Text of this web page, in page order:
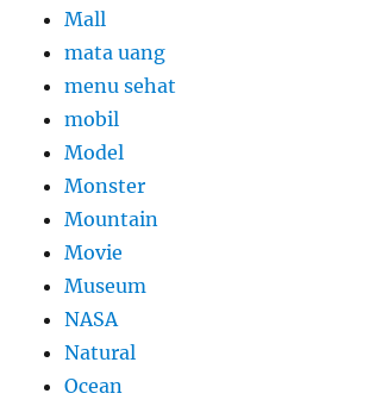
Mall
mata uang
menu sehat
mobil
Model
Monster
Mountain
Movie
Museum
NASA
Natural
Ocean